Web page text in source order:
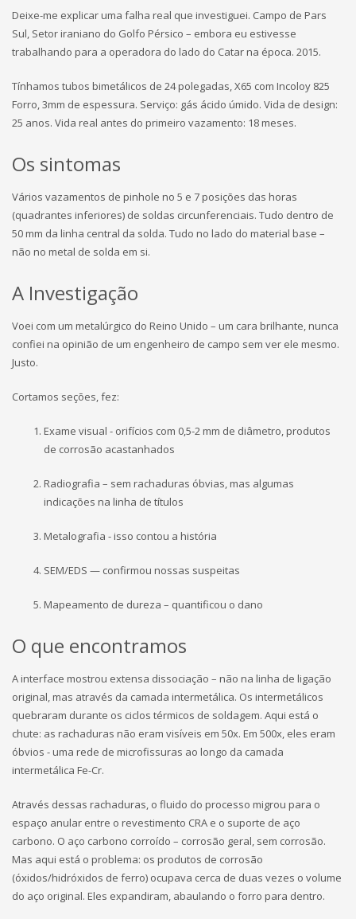
Deixe-me explicar uma falha real que investiguei. Campo de Pars
Sul, Setor iraniano do Golfo Pérsico – embora eu estivesse
trabalhando para a operadora do lado do Catar na época. 2015.
Tínhamos tubos bimetálicos de 24 polegadas, X65 com Incoloy 825
Forro, 3mm de espessura. Serviço: gás ácido úmido. Vida de design:
25 anos. Vida real antes do primeiro vazamento: 18 meses.
Os sintomas
Vários vazamentos de pinhole no 5 e 7 posições das horas
(quadrantes inferiores) de soldas circunferenciais. Tudo dentro de
50 mm da linha central da solda. Tudo no lado do material base –
não no metal de solda em si.
A Investigação
Voei com um metalúrgico do Reino Unido – um cara brilhante, nunca
confiei na opinião de um engenheiro de campo sem ver ele mesmo.
Justo.
Cortamos seções, fez:
Exame visual - orifícios com 0,5-2 mm de diâmetro, produtos
de corrosão acastanhados
Radiografia – sem rachaduras óbvias, mas algumas
indicações na linha de títulos
Metalografia - isso contou a história
SEM/EDS — confirmou nossas suspeitas
Mapeamento de dureza – quantificou o dano
O que encontramos
A interface mostrou extensa dissociação – não na linha de ligação
original, mas através da camada intermetálica. Os intermetálicos
quebraram durante os ciclos térmicos de soldagem. Aqui está o
chute: as rachaduras não eram visíveis em 50x. Em 500x, eles eram
óbvios - uma rede de microfissuras ao longo da camada
intermetálica Fe-Cr.
Através dessas rachaduras, o fluido do processo migrou para o
espaço anular entre o revestimento CRA e o suporte de aço
carbono. O aço carbono corroído – corrosão geral, sem corrosão.
Mas aqui está o problema: os produtos de corrosão
(óxidos/hidróxidos de ferro) ocupava cerca de duas vezes o volume
do aço original. Eles expandiram, abaulando o forro para dentro.